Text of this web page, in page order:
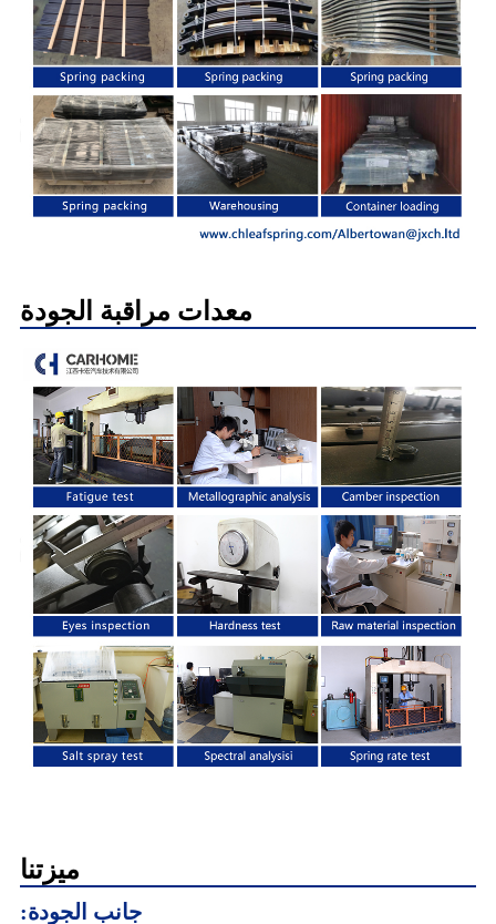
معدات مراقبة الجودة
ميزتنا
جانب الجودة: